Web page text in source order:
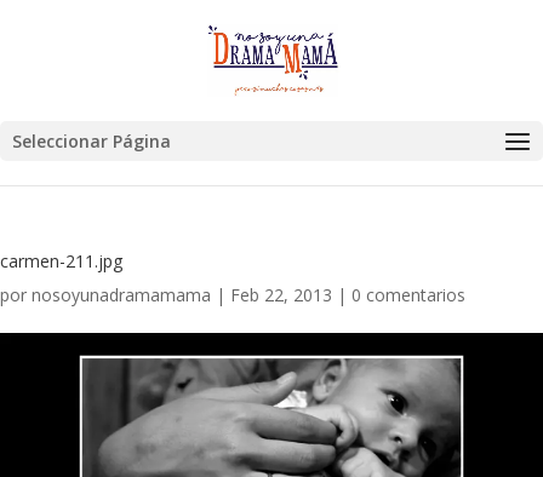
Seleccionar Página
carmen-211.jpg
por nosoyunadramamama | Feb 22, 2013 | 0 comentarios